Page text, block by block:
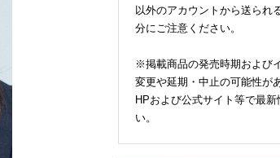
以外のアカウントから送られ
分にご注意ください。
※掲載商品の発売時期および
変更や延期・中止の可能性が
HPおよび公式サイト等で最
い。